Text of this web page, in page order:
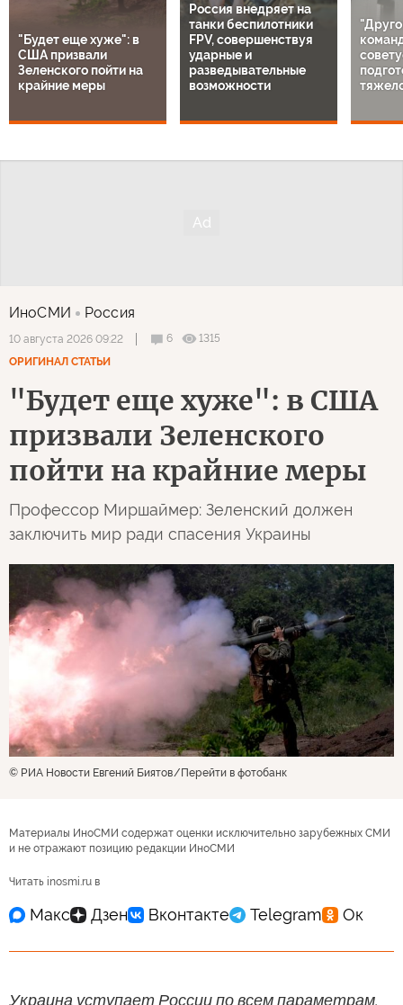
"Будет еще хуже": в
США призвали
Зеленского пойти на
крайние меры
Россия внедряет на
танки беспилотники
FPV, совершенствуя
ударные и
разведывательные
возможности
ИноСМИ Россия
10 августа 2026 09:22 6
1315
ОРИГИНАЛ СТАТЬИ
"Будет еще хуже": в США
призвали Зеленского
пойти на крайние меры
Профессор Миршаймер: Зеленский должен
заключить мир ради спасения Украины
© РИА Новости Евгений Биятов Перейти в фотобанк
Материалы ИноСМИ содержат оценки исключительно зарубежных СМИ
и не отражают позицию редакции ИноСМИ
Читать inosmi.ru в
Украина уступает России по всем параметрам,